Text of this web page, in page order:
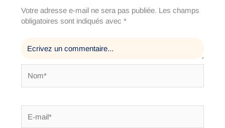
Votre adresse e-mail ne sera pas publiée. Les champs
obligatoires sont indiqués avec*
mail*